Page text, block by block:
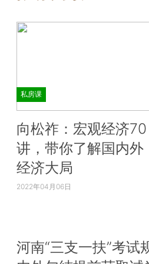
私房课
向松祚：宏观经济70
讲，带你了解国内外
经济大局
2022年04月06日
河南“三支一扶”考试